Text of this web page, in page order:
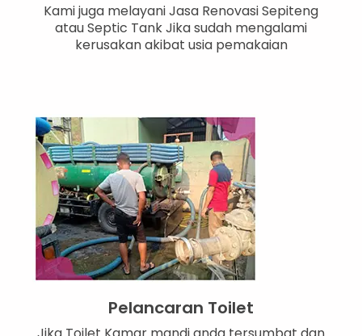
Kami juga melayani Jasa Renovasi Sepiteng
atau Septic Tank Jika sudah mengalami
kerusakan akibat usia pemakaian
Pelancaran Toilet